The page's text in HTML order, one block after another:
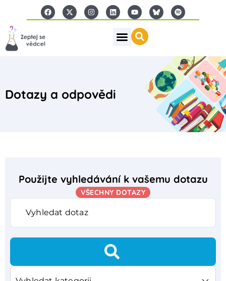
Dotazy a odpovědi
Použijte vyhledávání k vašemu dotazu
VŠECHNY DOTAZY